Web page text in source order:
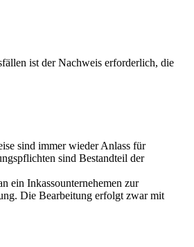
ist der Nachweis erforderlich, die
sind immer wieder Anlass für
sind Bestandteil der
ein Inkassounternehemen zur
Die Bearbeitung erfolgt zwar mit